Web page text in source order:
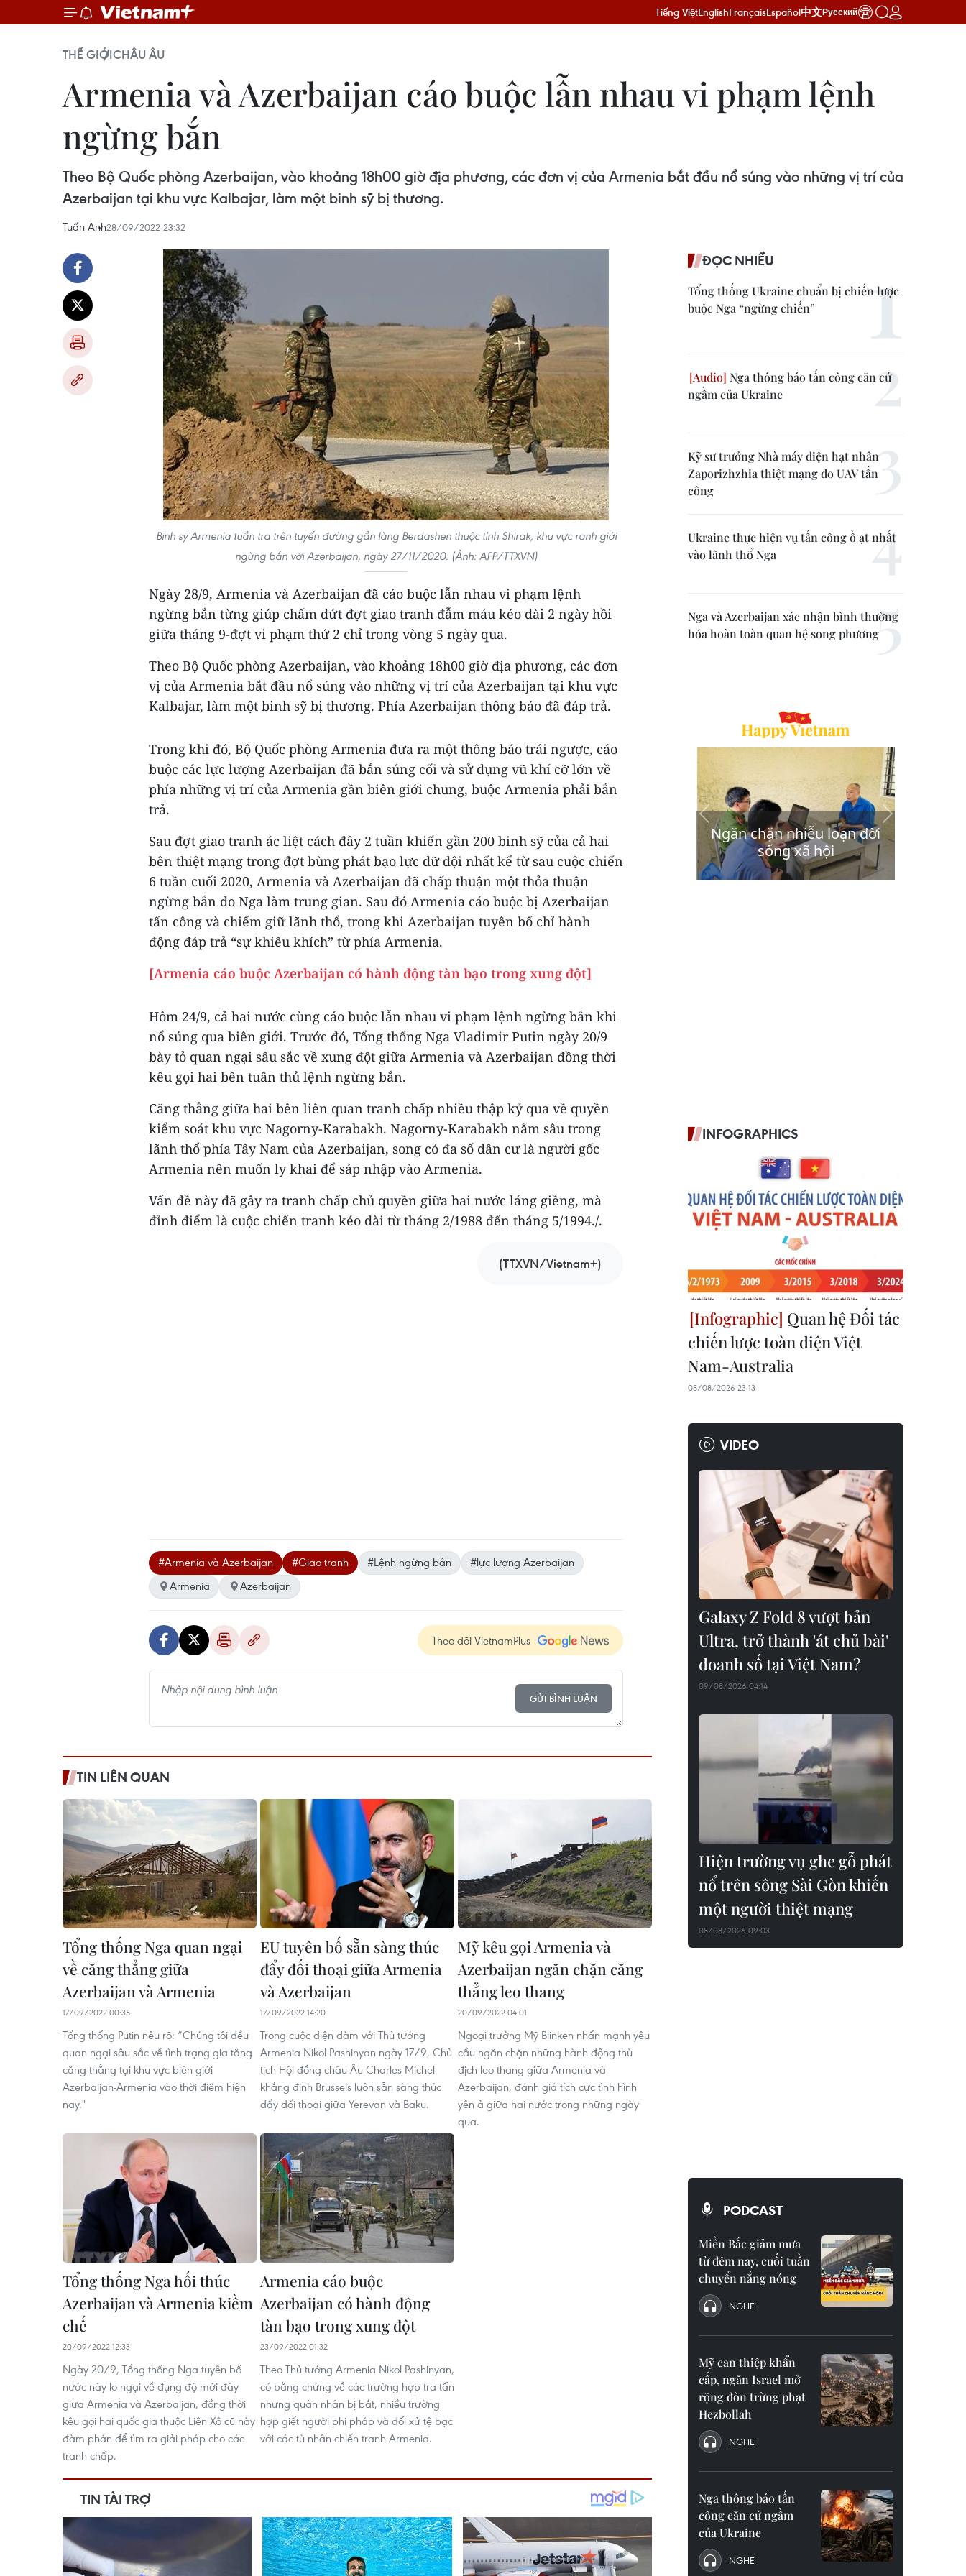
Tiếng ViệtEnglishFrançaisEspañol中文Русский
THẾ GIỚICHÂU ÂU
Armenia và Azerbaijan cáo buộc lẫn nhau vi phạm lệnh
ngừng bắn
Theo Bộ Quốc phòng Azerbaijan, vào khoảng 18h00 giờ địa phương, các đơn vị của Armenia bắt đầu nổ súng vào những vị trí của
Azerbaijan tại khu vực Kalbajar, làm một binh sỹ bị thương.
Tuấn Anh28/09/2022 23:32
Binh sỹ Armenia tuần tra trên tuyến đường gần làng Berdashen thuộc tỉnh Shirak, khu vực ranh giới
ngừng bắn với Azerbaijan, ngày 27/11/2020. (Ảnh: AFP/TTXVN)
Ngày 28/9, Armenia và Azerbaijan đã cáo buộc lẫn nhau vi phạm lệnh
ngừng bắn từng giúp chấm dứt đợt giao tranh đẫm máu kéo dài 2 ngày hồi
giữa tháng 9-đợt vi phạm thứ 2 chỉ trong vòng 5 ngày qua.
Theo Bộ Quốc phòng Azerbaijan, vào khoảng 18h00 giờ địa phương, các đơn
vị của Armenia bắt đầu nổ súng vào những vị trí của Azerbaijan tại khu vực
Kalbajar, làm một binh sỹ bị thương. Phía Azerbaijan thông báo đã đáp trả.
Trong khi đó, Bộ Quốc phòng Armenia đưa ra một thông báo trái ngược, cáo
buộc các lực lượng Azerbaijan đã bắn súng cối và sử dụng vũ khí cỡ lớn về
phía những vị trí của Armenia gần biên giới chung, buộc Armenia phải bắn
trả.
Sau đợt giao tranh ác liệt cách đây 2 tuần khiến gần 200 binh sỹ của cả hai
bên thiệt mạng trong đợt bùng phát bạo lực dữ dội nhất kể từ sau cuộc chiến
6 tuần cuối 2020, Armenia và Azerbaijan đã chấp thuận một thỏa thuận
ngừng bắn do Nga làm trung gian. Sau đó Armenia cáo buộc bị Azerbaijan
tấn công và chiếm giữ lãnh thổ, trong khi Azerbaijan tuyên bố chỉ hành
động đáp trả “sự khiêu khích” từ phía Armenia.
[Armenia cáo buộc Azerbaijan có hành động tàn bạo trong xung đột]
Hôm 24/9, cả hai nước cùng cáo buộc lẫn nhau vi phạm lệnh ngừng bắn khi
nổ súng qua biên giới. Trước đó, Tổng thống Nga Vladimir Putin ngày 20/9
bày tỏ quan ngại sâu sắc về xung đột giữa Armenia và Azerbaijan đồng thời
kêu gọi hai bên tuân thủ lệnh ngừng bắn.
Căng thẳng giữa hai bên liên quan tranh chấp nhiều thập kỷ qua về quyền
kiểm soát khu vực Nagorny-Karabakh. Nagorny-Karabakh nằm sâu trong
lãnh thổ phía Tây Nam của Azerbaijan, song có đa số dân cư là người gốc
Armenia nên muốn ly khai để sáp nhập vào Armenia.
Vấn đề này đã gây ra tranh chấp chủ quyền giữa hai nước láng giềng, mà
đỉnh điểm là cuộc chiến tranh kéo dài từ tháng 2/1988 đến tháng 5/1994./.
(TTXVN/Vietnam+)
#Armenia và Azerbaijan #Giao tranh #Lệnh ngừng bắn
#lực lượng Azerbaijan
Armenia
Azerbaijan
Theo dõi VietnamPlus
GỬI BÌNH LUẬN
TIN LIÊN QUAN
Tổng thống Nga quan ngại
về căng thẳng giữa
Azerbaijan và Armenia
17/09/2022 00:35
Tổng thống Putin nêu rõ: “Chúng tôi đều
quan ngại sâu sắc về tình trạng gia tăng
căng thẳng tại khu vực biên giới
Azerbaijan-Armenia vào thời điểm hiện
nay."
EU tuyên bố sẵn sàng thúc
đẩy đối thoại giữa Armenia
và Azerbaijan
17/09/2022 14:20
Trong cuộc điện đàm với Thủ tướng
Armenia Nikol Pashinyan ngày 17/9, Chủ
tịch Hội đồng châu Âu Charles Michel
khẳng định Brussels luôn sẵn sàng thúc
đẩy đối thoại giữa Yerevan và Baku.
Mỹ kêu gọi Armenia và
Azerbaijan ngăn chặn căng
thẳng leo thang
20/09/2022 04:01
Ngoại trưởng Mỹ Blinken nhấn mạnh yêu
cầu ngăn chặn những hành động thù
địch leo thang giữa Armenia và
Azerbaijan, đánh giá tích cực tình hình
yên ả giữa hai nước trong những ngày
qua.
Tổng thống Nga hối thúc
Azerbaijan và Armenia kiềm
chế
20/09/2022 12:33
Ngày 20/9, Tổng thống Nga tuyên bố
nước này lo ngại về đụng độ mới đây
giữa Armenia và Azerbaijan, đồng thời
kêu gọi hai quốc gia thuộc Liên Xô cũ này
đàm phán để tìm ra giải pháp cho các
tranh chấp.
Armenia cáo buộc
Azerbaijan có hành động
tàn bạo trong xung đột
23/09/2022 01:32
Theo Thủ tướng Armenia Nikol Pashinyan,
có bằng chứng về các trường hợp tra tấn
những quân nhân bị bắt, nhiều trường
hợp giết người phi pháp và đối xử tệ bạc
với các tù nhân chiến tranh Armenia.
ĐỌC NHIỀU
Tổng thống Ukraine chuẩn bị chiến lược
buộc Nga “ngừng chiến”
Nga thông báo tấn công căn cứ
ngầm của Ukraine
Kỹ sư trưởng Nhà máy điện hạt nhân
Zaporizhzhia thiệt mạng do UAV tấn
công
Ukraine thực hiện vụ tấn công ồ ạt nhất
vào lãnh thổ Nga
Nga và Azerbaijan xác nhận bình thường
hóa hoàn toàn quan hệ song phương
INFOGRAPHICS
Quan hệ Đối tác
chiến lược toàn diện Việt
Nam-Australia
08/08/2026 23:13
VIDEO
Galaxy Z Fold 8 vượt bản
Ultra, trở thành 'át chủ bài'
doanh số tại Việt Nam?
09/08/2026 04:14
Hiện trường vụ ghe gỗ phát
nổ trên sông Sài Gòn khiến
một người thiệt mạng
08/08/2026 09:03
PODCAST
Miền Bắc giảm mưa
từ đêm nay, cuối tuần
chuyển nắng nóng
NGHE
Mỹ can thiệp khẩn
cấp, ngăn Israel mở
rộng đòn trừng phạt
Hezbollah
NGHE
Nga thông báo tấn
công căn cứ ngầm
của Ukraine
NGHE